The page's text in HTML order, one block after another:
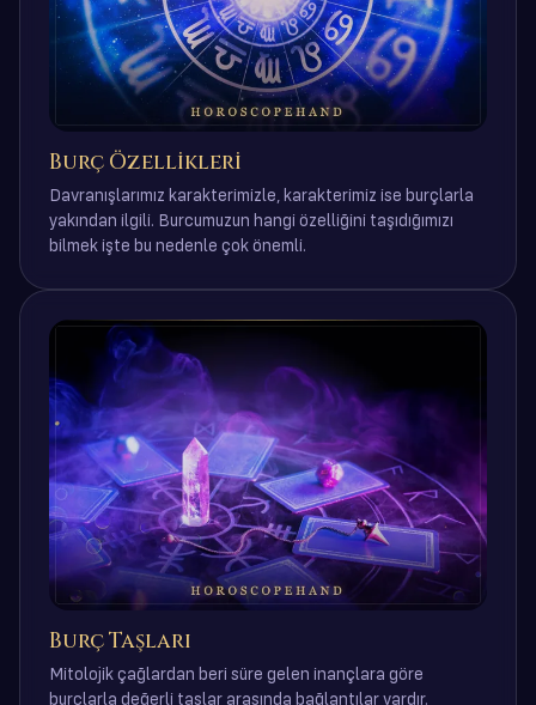
Burç Özellikleri
Davranışlarımız karakterimizle, karakterimiz ise burçlarla
yakından ilgili. Burcumuzun hangi özelliğini taşıdığımızı
bilmek işte bu nedenle çok önemli.
Burç Taşları
Mitolojik çağlardan beri süre gelen inançlara göre
burçlarla değerli taşlar arasında bağlantılar vardır.